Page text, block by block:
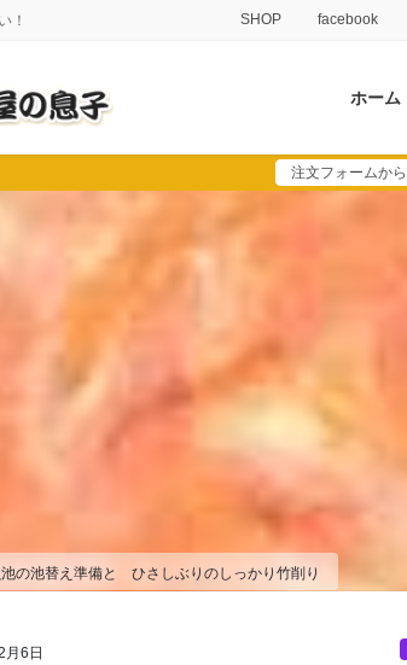
！ SHOP facebook
ホーム
注文フォームか
の池替え準備と ひさしぶりのしっかり竹削り
月6日